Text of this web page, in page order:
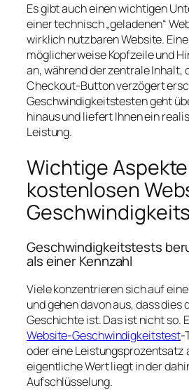
Es gibt auch einen wichtigen
einer technisch „geladenen“
wirklich nutzbaren Website.
möglicherweise Kopfzeile und
an, während der zentrale Inhalt,
Checkout-Button verzögert
Geschwindigkeitstesten geht
hinaus und liefert Ihnen ein
Leistung.
Wichtige
kostenlosen
Geschwindigkeitstests
als einer Kennzahl
Viele konzentrieren sich auf
und gehen davon aus, dass dies
Geschichte ist. Das ist nicht so.
Website-Geschwindigkeitstest-
oder eine Leistungsprozentsatz
eigentliche Wert liegt in der
Aufschlüsselung.